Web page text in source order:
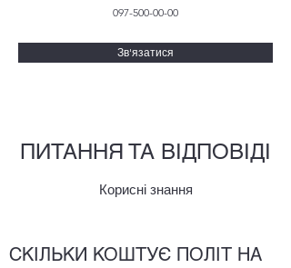
097-500-00-00
Зв'язатися
ПИТАННЯ ТА ВІДПОВІДІ
Корисні знання
СКІЛЬКИ КОШТУЄ ПОЛІТ НА